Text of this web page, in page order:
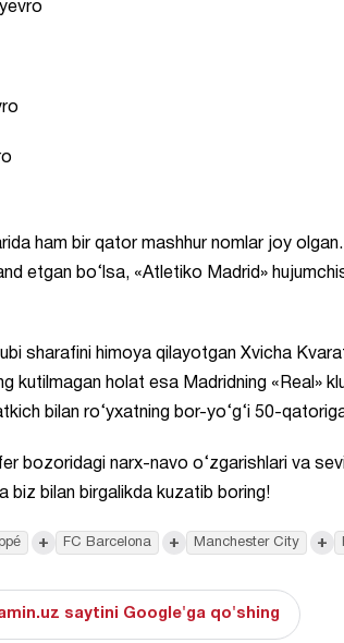
ham bir qator mashhur nomlar joy
etgan bo‘lsa, «Atletiko Madrid»
sharafini himoya qilayotgan Xvicha
kutilmagan holat esa Madridning «Real»
bilan ro‘yxatning bor-yo‘g‘i 50-
bozoridagi narx-navo o‘zgarishlari va
biz bilan birgalikda kuzatib boring!
+ FC Barcelona + Manchester City +
saytini Google'ga qo'shing